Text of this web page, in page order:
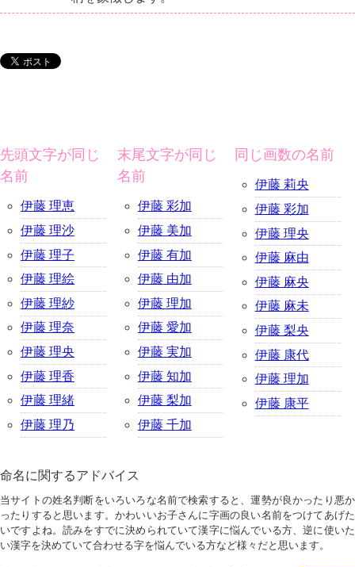
先頭文字が同じ
名前
伊藤 理恵
伊藤 理沙
伊藤 理子
伊藤 理絵
伊藤 理紗
伊藤 理奈
伊藤 理央
伊藤 理香
伊藤 理緒
伊藤 理乃
末尾文字が同じ
名前
伊藤 彩加
伊藤 美加
伊藤 有加
伊藤 由加
伊藤 理加
伊藤 愛加
伊藤 実加
伊藤 知加
伊藤 梨加
伊藤 千加
同じ画数の名前
伊藤 莉央
伊藤 彩加
伊藤 理央
伊藤 麻由
伊藤 麻央
伊藤 麻未
伊藤 梨央
伊藤 康代
伊藤 理加
伊藤 康平
命名に関するアドバイス
当サイトの姓名判断をいろいろな名前で検索すると、運勢が良かったり悪か
ったりすると思います。かわいいお子さんに字画の良い名前をつけてあげた
いですよね。読みをすでに決められていて漢字に悩んでいる方、逆に使いた
い漢字を決めていて合わせる字を悩んでいる方など様々だと思います。